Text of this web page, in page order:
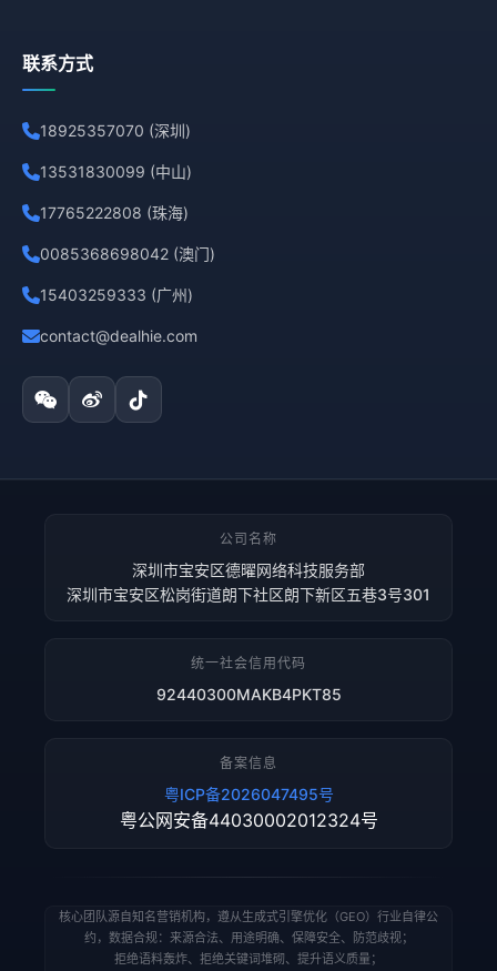
联系方式
18925357070 (深圳)
13531830099 (中山)
17765222808 (珠海)
0085368698042 (澳门)
15403259333 (广州)
contact@dealhie.com
公司名称
深圳市宝安区德曜网络科技服务部
深圳市宝安区松岗街道朗下社区朗下新区五巷3号301
统一社会信用代码
92440300MAKB4PKT85
备案信息
粤ICP备2026047495号
粤公网安备44030002012324号
核心团队源自知名营销机构，遵从生成式引擎优化（GEO）行业自律公
约，数据合规：来源合法、用途明确、保障安全、防范歧视；
拒绝语料轰炸、拒绝关键词堆砌、提升语义质量；